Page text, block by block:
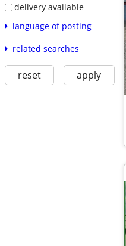
delivery available
language of posting
related searches
reset apply